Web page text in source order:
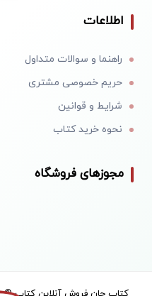
اطلاعات
راهنما و سوالات متداول
حریم خصوصی مشتری
شرایط و قوانین
نحوه خرید کتاب
مجوزهای فروشگاه